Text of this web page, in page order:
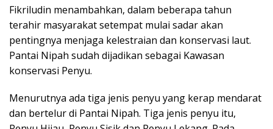
Fikriludin menambahkan, dalam beberapa tahun
terahir masyarakat setempat mulai sadar akan
pentingnya menjaga kelestraian dan konservasi laut.
Pantai Nipah sudah dijadikan sebagai Kawasan
konservasi Penyu.
Menurutnya ada tiga jenis penyu yang kerap mendarat
dan bertelur di Pantai Nipah. Tiga jenis penyu itu,